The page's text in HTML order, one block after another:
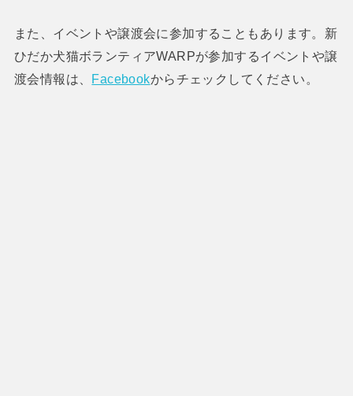
また、イベントや譲渡会に参加することもあります。新
ひだか犬猫ボランティアWARPが参加するイベントや譲
渡会情報は、 Facebookからチェックしてください。